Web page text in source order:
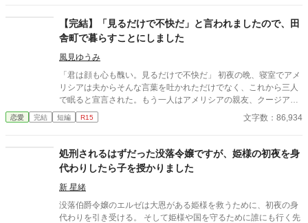
れながら、世界一幸せな王妃になるまでの逆転ラブストーリー。
【完結】「見るだけで不快だ」と言われましたので、田
舎町で暮らすことにしました
風見ゆうみ
「君は顔も心も醜い。見るだけで不快だ」 初夜の晩、寝室でアメ
リシアは夫からそんな言葉を吐かれただけでなく、これから三人
で眠ると宣言された。もう一人はアメリシアの親友、クージアだ
った。 アメリシアが夫のモレイブと婚約したのは七年前。親友と
出会ったのは十年前。 十年の友情は、結婚式を挙げた当日に失わ
は、どんなに辛くても両親の分も生きて幸せになると決め、そん
なに自分のことを見たくないのなら、モレイブと離婚し、彼と絶
対に会うことのない田舎町で暮らしていくことにした。 離婚届を
置いて去ったアメリシアは、田舎町で苦労しながらも、幸せを見
つけていくのだが、モレイブはあんなことを言っておきながら
も、アメリシアと離婚する気はなく――。
恋愛 完結 短編 R15 文字数：86,934
処刑されるはずだった没落令嬢ですが、姫様の初夜を身
代わりしたら子を授かりました
新 星緒
没落伯爵令嬢のエルゼは大恩がある姫様を救うために、初夜の身
代わりを引き受ける。 そして姫様や国を守るために誰にも行く先